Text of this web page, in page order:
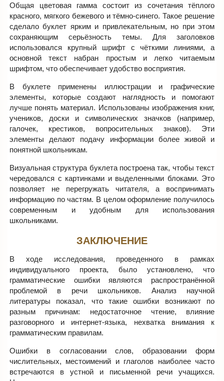
Общая цветовая гамма состоит из сочетания тёплого
красного, мягкого бежевого и тёмно-синего. Такое решение
сделало буклет ярким и привлекательным, но при этом
сохраняющим серьёзность темы. Для заголовков
использовался крупный шрифт с чёткими линиями, а
основной текст набран простым и легко читаемым
шрифтом, что обеспечивает удобство восприятия.
В буклете применены иллюстрации и графические
элементы, которые создают наглядность и помогают
лучше понять материал. Использованы изображения книг,
учеников, доски и символических значков (например,
галочек, крестиков, вопросительных знаков). Эти
элементы делают подачу информации более живой и
понятной школьникам.
Визуальная структура буклета построена так, чтобы текст
чередовался с картинками и выделенными блоками. Это
позволяет не перегружать читателя, а воспринимать
информацию по частям. В целом оформление получилось
современным и удобным для использования
школьниками.
ЗАКЛЮЧЕНИЕ
В ходе исследования, проведенного в рамках
индивидуального проекта, было установлено, что
грамматические ошибки являются распространённой
проблемой в речи школьников. Анализ научной
литературы показал, что такие ошибки возникают по
разным причинам: недостаточное чтение, влияние
разговорного и интернет-языка, нехватка внимания к
грамматическим правилам.
Ошибки в согласовании слов, образовании форм
числительных, местоимений и глаголов наиболее часто
встречаются в устной и письменной речи учащихся.